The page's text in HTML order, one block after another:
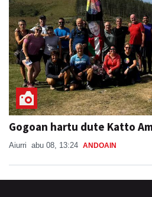
Gogoan hartu dute Katto
Aiurri abu 08, 13:24 ANDOAIN